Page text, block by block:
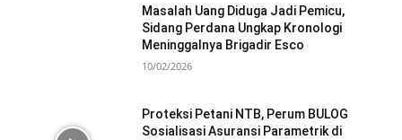
Masalah Uang Diduga Jadi Pemicu,
Sidang Perdana Ungkap Kronologi
Meninggalnya Brigadir Esco
10/02/2026
Proteksi Petani NTB, Perum BULOG
Sosialisasi Asuransi Parametrik di